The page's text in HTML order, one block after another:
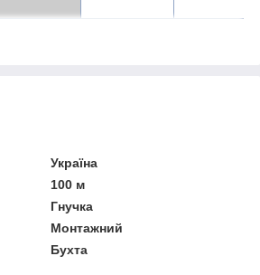
Україна
100 м
Гнучка
Монтажний
Бухта